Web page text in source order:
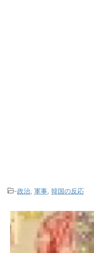
-政治 軍事 韓国の反応